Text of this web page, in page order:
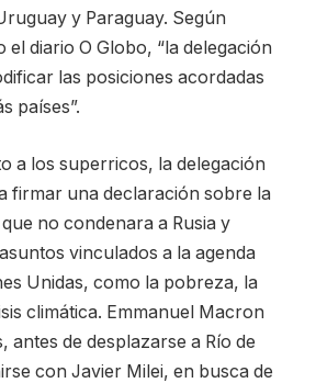
y Paraguay. Según
diario O Globo, “la delegación
las posiciones acordadas
países”.
a los superricos, la delegación
firmar una declaración sobre la
no condenara a Rusia y
vinculados a la agenda
Unidas, como la pobreza, la
climática. Emmanuel Macron
antes de desplazarse a Río de
con Javier Milei, en busca de